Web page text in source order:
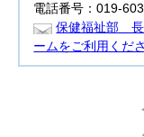
電話番号：019-
保健福祉部 長
ームをご利用くだ